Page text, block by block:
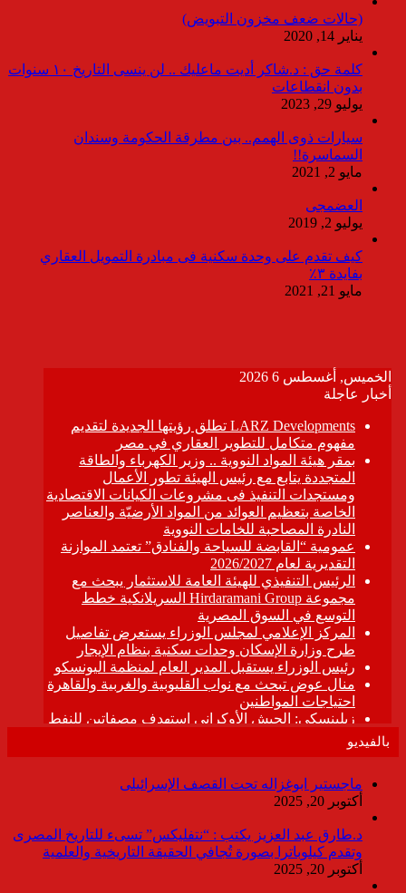
(حالات ضعف مخزون التبويض)
يناير 14, 2020
كلمة حق : د.شاكر أديت ماعليك .. لن ينسى التاريخ ١٠ سنوات
بدون انقطاعات
يوليو 29, 2023
سيارات ذوى الهمم.. بين مطرقة الحكومة وسندان
السماسرة!!
مايو 2, 2021
العضمجى
يوليو 2, 2019
كيف تقدم على وحدة سكنية فى مبادرة التمويل العقاري
بفايدة ٣٪
مايو 21, 2021
بالفيديو
ماجستير ابوغزاله تحت القصف الإسرائيلى
أكتوبر 20, 2025
د.طارق عبد العزيز يكتب : “نتفليكس” تسىء للتاريخ المصرى
وتقدم كيلوباترا بصورة تُجافي الحقيقة التاريخية والعلمية
أكتوبر 20, 2025